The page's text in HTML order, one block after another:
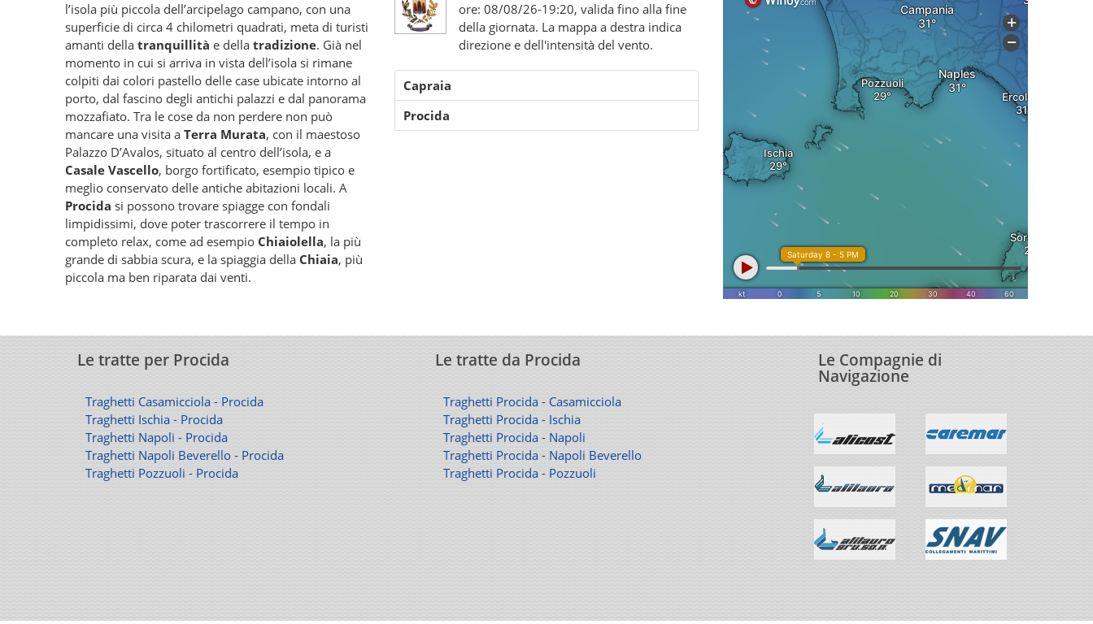
l’isola più piccola dell’arcipelago campano, con una
superficie di circa 4 chilometri quadrati, meta di turisti
amanti della tranquillità e della tradizione. Già nel
momento in cui si arriva in vista dell’isola si rimane
colpiti dai colori pastello delle case ubicate intorno al
porto, dal fascino degli antichi palazzi e dal panorama
mozzafiato. Tra le cose da non perdere non può
mancare una visita a Terra Murata, con il maestoso
Palazzo D’Avalos, situato al centro dell’isola, e a
Casale Vascello, borgo fortificato, esempio tipico e
meglio conservato delle antiche abitazioni locali. A
Procida si possono trovare spiagge con fondali
limpidissimi, dove poter trascorrere il tempo in
completo relax, come ad esempio Chiaiolella, la più
grande di sabbia scura, e la spiaggia della Chiaia, più
piccola ma ben riparata dai venti.
ore: 08/08/26-19:20, valida fino alla fine
della giornata. La mappa a destra indica
direzione e dell'intensità del vento.
Capraia
Procida
Le tratte per Procida
Traghetti Casamicciola - Procida
Traghetti Ischia - Procida
Traghetti Napoli - Procida
Traghetti Napoli Beverello - Procida
Traghetti Pozzuoli - Procida
Le tratte da Procida
Traghetti Procida - Casamicciola
Traghetti Procida - Ischia
Traghetti Procida - Napoli
Traghetti Procida - Napoli Beverello
Traghetti Procida - Pozzuoli
Le Compagnie di
Navigazione